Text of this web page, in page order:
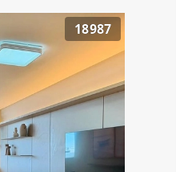
18987